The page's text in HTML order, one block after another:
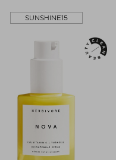
SUNSHINE15